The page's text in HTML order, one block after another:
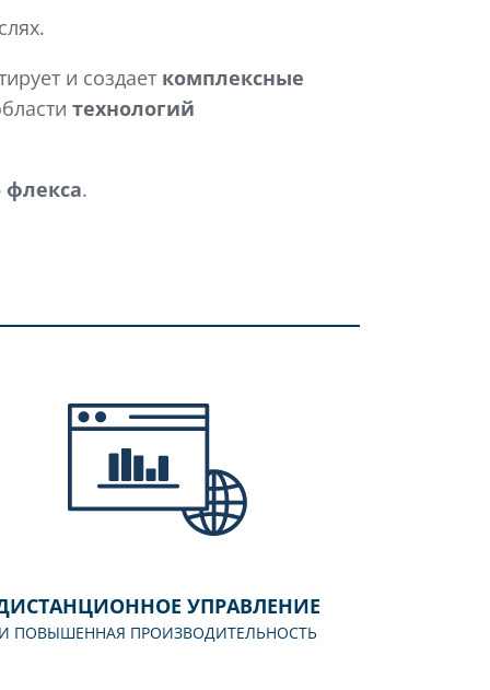
и создает комплексные
технологий
флекса.
УПРАВЛЕНИЕ
ПОВЫШЕННАЯ ПРОИЗВОДИТЕЛЬНОСТЬ